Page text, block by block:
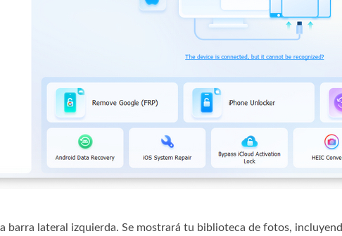
barra lateral izquierda. Se mostrará tu biblioteca de fotos,